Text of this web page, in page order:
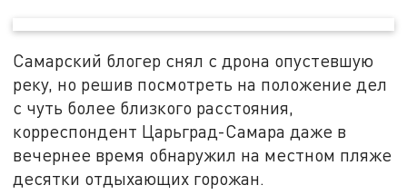
Самарский блогер снял с дрона опустевшую
реку, но решив посмотреть на положение дел
с чуть более близкого расстояния,
корреспондент Царьград-Самара даже в
вечернее время обнаружил на местном пляже
десятки отдыхающих горожан.